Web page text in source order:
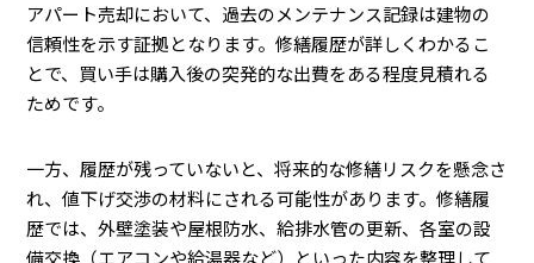
アパート売却において、過去のメンテナンス記録は建物の
信頼性を示す証拠となります。修繕履歴が詳しくわかるこ
とで、買い手は購入後の突発的な出費をある程度見積れる
ためです。
一方、履歴が残っていないと、将来的な修繕リスクを懸念さ
れ、値下げ交渉の材料にされる可能性があります。修繕履
歴では、外壁塗装や屋根防水、給排水管の更新、各室の設
備交換（エアコンや給湯器など）といった内容を整理して